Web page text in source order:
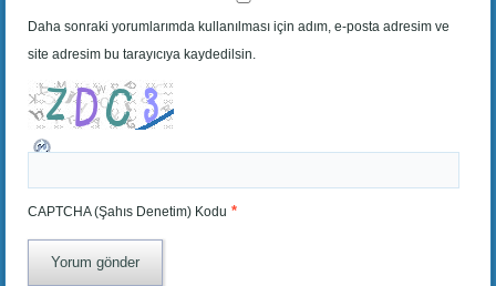
Daha sonraki yorumlarımda kullanılması için adım, e-posta adresim ve
site adresim bu tarayıcıya kaydedilsin.
CAPTCHA (Şahıs Denetim) Kodu *